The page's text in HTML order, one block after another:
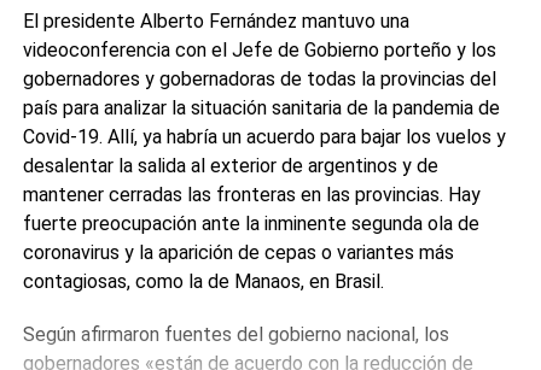
El presidente Alberto Fernández mantuvo una
videoconferencia con el Jefe de Gobierno porteño y los
gobernadores y gobernadoras de todas la provincias del
país para analizar la situación sanitaria de la pandemia de
Covid-19. Allí, ya habría un acuerdo para bajar los vuelos y
desalentar la salida al exterior de argentinos y de
mantener cerradas las fronteras en las provincias. Hay
fuerte preocupación ante la inminente segunda ola de
coronavirus y la aparición de cepas o variantes más
contagiosas, como la de Manaos, en Brasil.
Según afirmaron fuentes del gobierno nacional, los
gobernadores «están de acuerdo con la reducción de